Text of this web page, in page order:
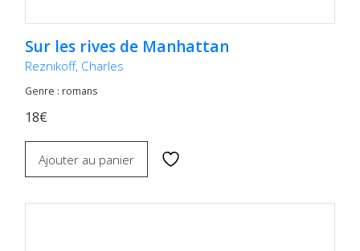
Sur les rives de Manhattan
Reznikoff, Charles
Genre : romans
18€
Ajouter au panier